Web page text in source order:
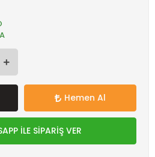
Hemen Al
İLE SİPARİŞ VER